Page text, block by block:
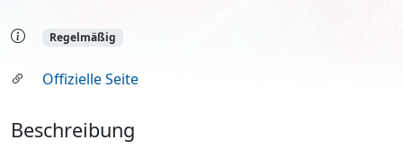
Regelmäßig
Offizielle Seite
Beschreibung